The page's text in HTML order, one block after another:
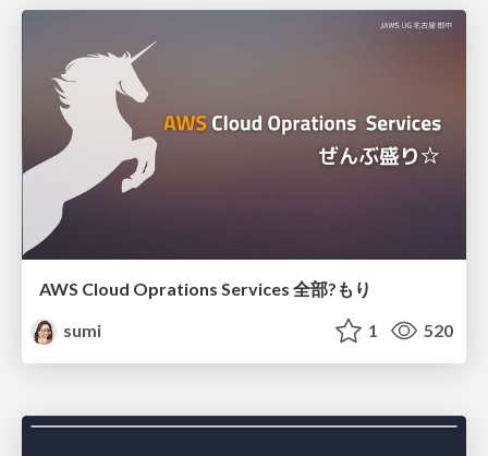
AWS Cloud Oprations Services 全部?もり
sumi
1 520